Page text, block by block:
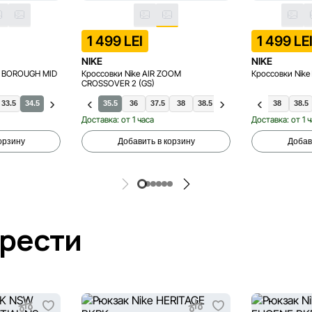
MID
33.5 34.5
1 499 LEI
NIKE
Кроссовки Nike AIR ZOOM
CROSSOVER 2 (GS)
35 35.5 36 37.5 38 38.5 36.5 40
Доставка: от 1 часа
Добавить в корзину
1 499 LEI
NIKE
Кроссовки Nike
35.5 37.5 38 38.5
Доставка: от 1